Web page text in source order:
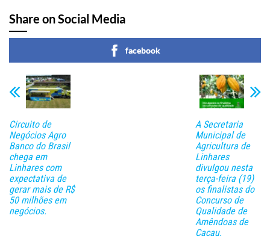
Share on Social Media
facebook
Circuito de
Negócios Agro
Banco do Brasil
chega em
Linhares com
expectativa de
gerar mais de R$
50 milhões em
negócios.
A Secretaria
Municipal de
Agricultura de
Linhares
divulgou nesta
terça-feira (19)
os finalistas do
Concurso de
Qualidade de
Amêndoas de
Cacau.